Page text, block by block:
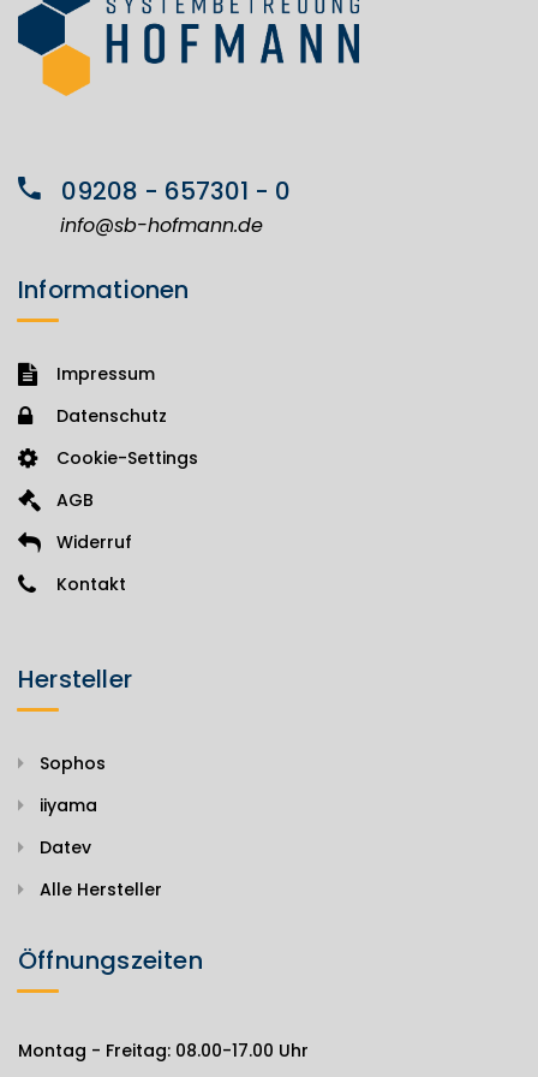
09208 - 657301 - 0
info@sb-hofmann.de
Informationen
Impressum
Datenschutz
Cookie-Settings
AGB
Widerruf
Kontakt
Hersteller
Sophos
iiyama
Datev
Alle Hersteller
Öffnungszeiten
Montag - Freitag: 08.00-17.00 Uhr